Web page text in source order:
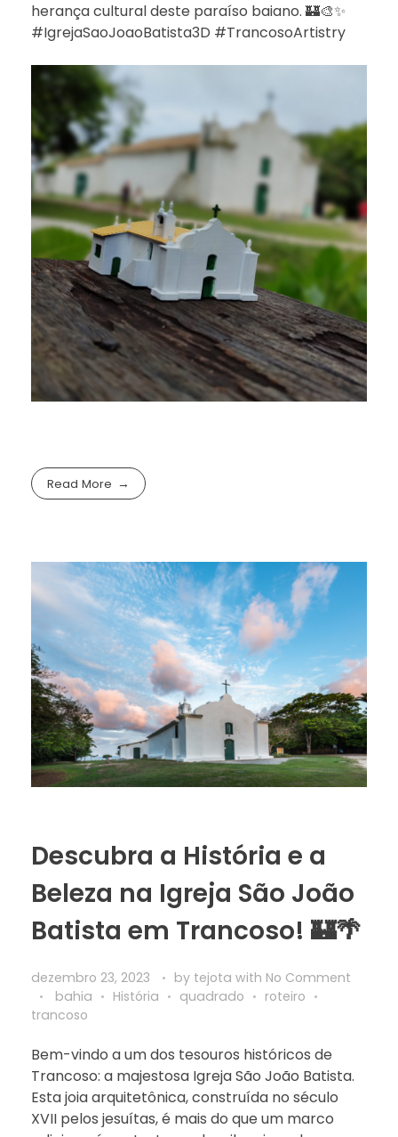
herança cultural deste paraíso baiano. 🏰🎨✨
#IgrejaSaoJoaoBatista3D #TrancosoArtistry
Read More
Descubra a História e a
Beleza na Igreja São João
Batista em Trancoso! 🏰🌴
dezembro 23, 2023 by tejota with No Comment
bahia
História quadrado
roteiro
trancoso
Bem-vindo a um dos tesouros históricos de
Trancoso: a majestosa Igreja São João Batista.
Esta joia arquitetônica, construída no século
XVII pelos jesuítas, é mais do que um marco